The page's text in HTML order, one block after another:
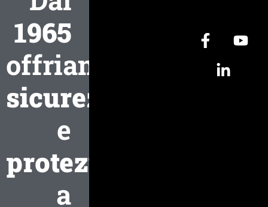
1965
offriamo
sicurezza
e
protezione
a